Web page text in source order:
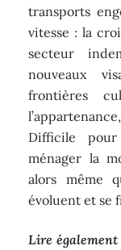
transports
vitesse : la
secteur
nouveaux
frontières
Difficile
ménager la
alors même
évoluent et se
Lire également